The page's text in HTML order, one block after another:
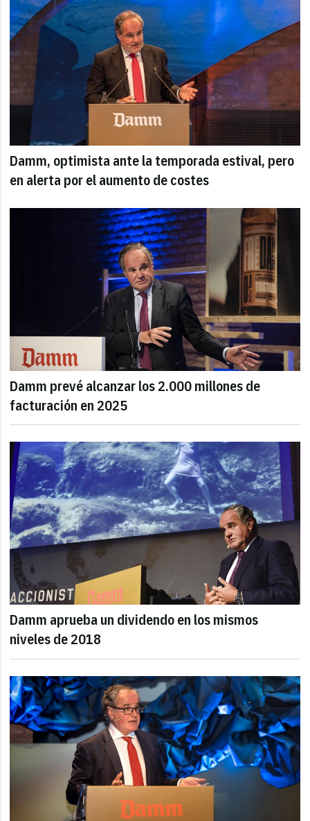
Damm, optimista ante la temporada estival, pero
en alerta por el aumento de costes
Damm prevé alcanzar los 2.000 millones de
facturación en 2025
Damm aprueba un dividendo en los mismos
niveles de 2018